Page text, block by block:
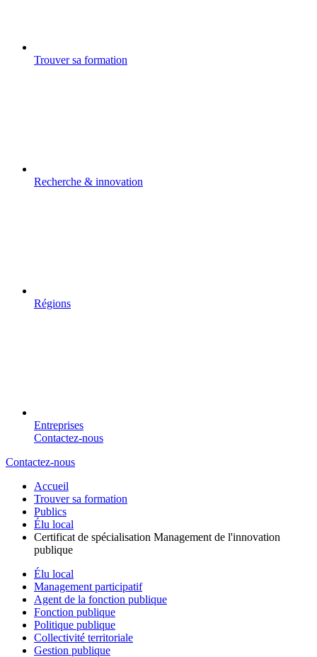
Trouver sa formation
Recherche & innovation
Régions
Entreprises
Contactez-nous
Contactez-nous
Accueil
Trouver sa formation
Publics
Élu local
Certificat de spécialisation Management de l'innovation
publique
Élu local
Management participatif
Agent de la fonction publique
Fonction publique
Politique publique
Collectivité territoriale
Gestion publique